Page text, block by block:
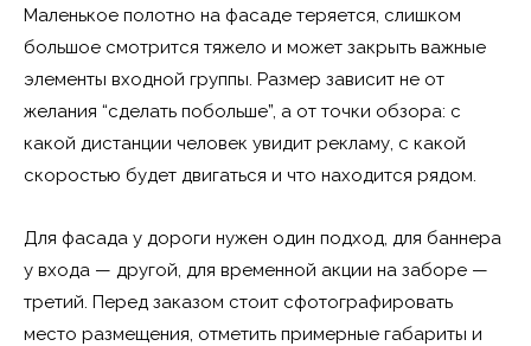
Маленькое полотно на фасаде теряется, слишком
большое смотрится тяжело и может закрыть важные
элементы входной группы. Размер зависит не от
желания “сделать побольше”, а от точки обзора: с
какой дистанции человек увидит рекламу, с какой
скоростью будет двигаться и что находится рядом.
Для фасада у дороги нужен один подход, для баннера
у входа — другой, для временной акции на заборе —
третий. Перед заказом стоит сфотографировать
место размещения, отметить примерные габариты и